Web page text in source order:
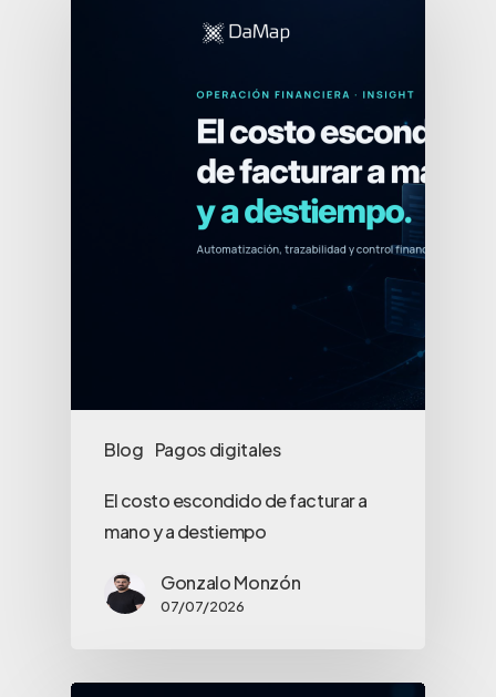
Blog Pagos digitales
El costo escondido de facturar a
mano y a destiempo
Gonzalo Monzón
07/07/2026